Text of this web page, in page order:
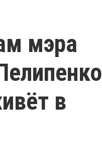
мэра
в